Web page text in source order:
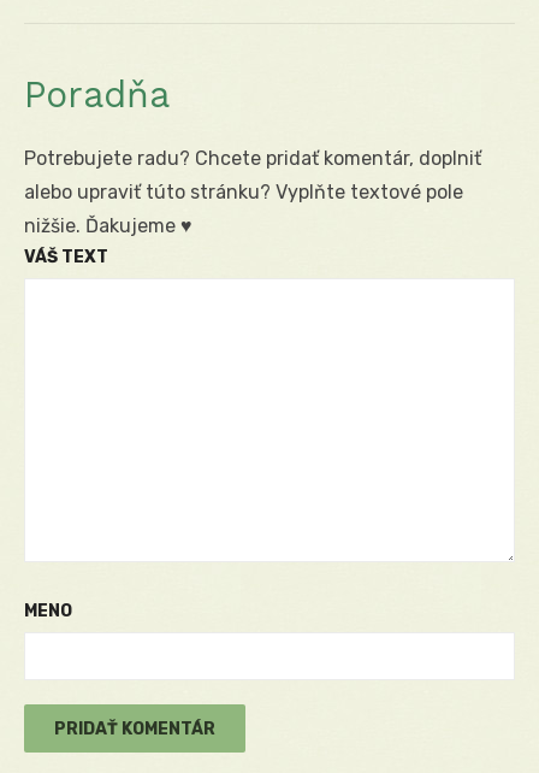
Poradňa
Potrebujete radu? Chcete pridať komentár, doplniť
alebo upraviť túto stránku? Vyplňte textové pole
nižšie. Ďakujeme ♥
VÁŠ TEXT
MENO